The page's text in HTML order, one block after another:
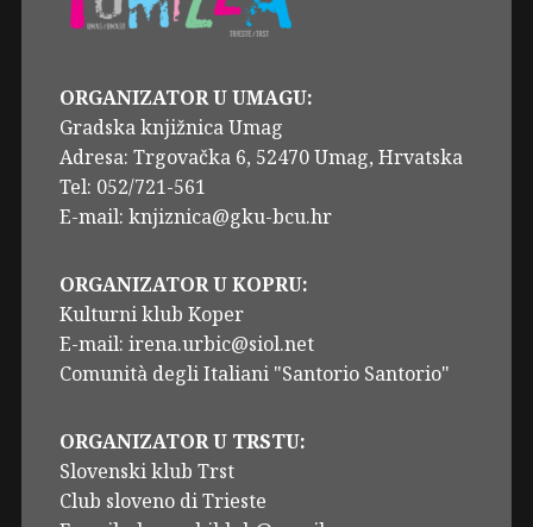
ORGANIZATOR U UMAGU:
Gradska knjižnica Umag
Adresa: Trgovačka 6, 52470 Umag, Hrvatska
Tel: 052/721-561
E-mail: knjiznica@gku-bcu.hr
ORGANIZATOR U KOPRU:
Kulturni klub Koper
E-mail: irena.urbic@siol.net
Comunità degli Italiani "Santorio Santorio"
ORGANIZATOR U TRSTU:
Slovenski klub Trst
Club sloveno di Trieste